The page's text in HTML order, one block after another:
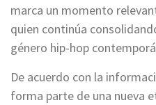
marca un momento
quien continúa
género hip-hop
De acuerdo con la
forma parte de una nueva